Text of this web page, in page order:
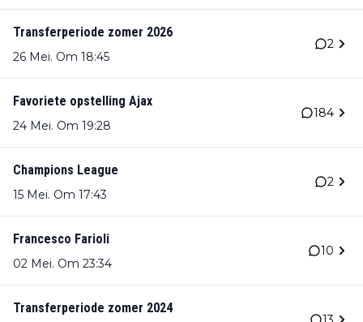
Transferperiode zomer 2026
26 Mei. Om 18:45
2
Favoriete opstelling Ajax
24 Mei. Om 19:28
184
Champions League
15 Mei. Om 17:43
2
Francesco Farioli
02 Mei. Om 23:34
10
Transferperiode zomer 2024